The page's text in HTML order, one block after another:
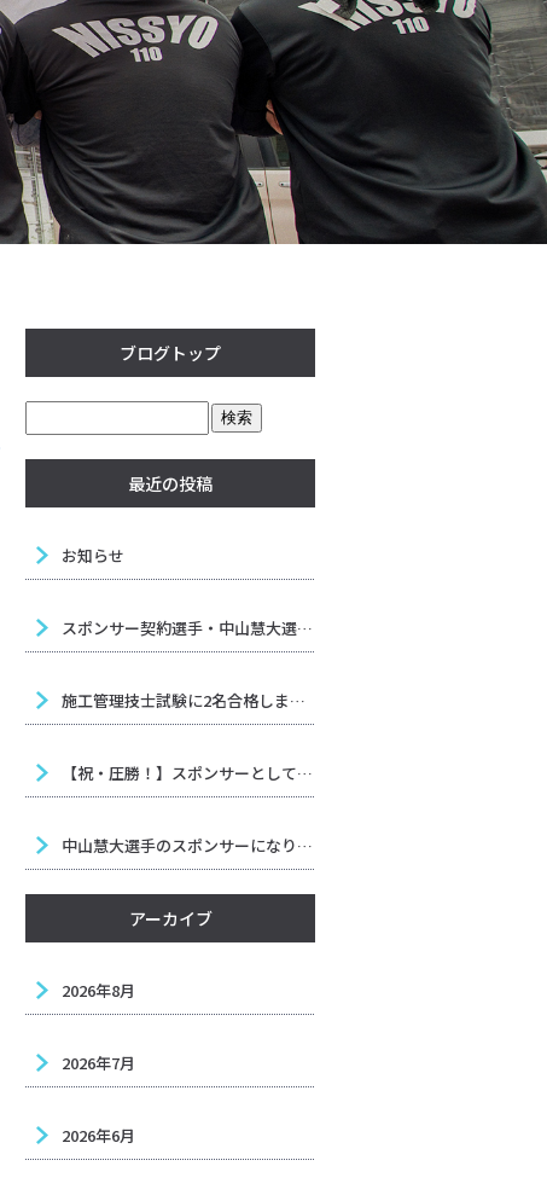
ブログトップ
最近の投稿
お知らせ
スポンサー契約選手・中山慧大選手（六島ジム）試合決定のお知らせ
施工管理技士試験に2名合格しました！
【祝・圧勝！】スポンサーとして応援中の中山慧大選手が、ボクシング界を揺るがす大金星！
中山慧大選手のスポンサーになりました！全力で応援します！
アーカイブ
2026年8月
2026年7月
2026年6月